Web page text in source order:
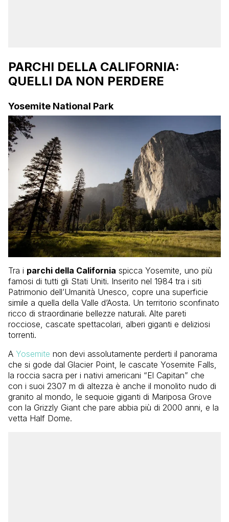
PARCHI DELLA CALIFORNIA:
QUELLI DA NON PERDERE
Yosemite National Park
Tra i parchi della California spicca Yosemite, uno più
famosi di tutti gli Stati Uniti. Inserito nel 1984 tra i siti
Patrimonio dell’Umanità Unesco, copre una superficie
simile a quella della Valle d’Aosta. Un territorio sconfinato
ricco di straordinarie bellezze naturali. Alte pareti
rocciose, cascate spettacolari, alberi giganti e deliziosi
torrenti.
A Yosemite non devi assolutamente perderti il panorama
che si gode dal Glacier Point, le cascate Yosemite Falls,
la roccia sacra per i nativi americani “El Capitan” che
con i suoi 2307 m di altezza è anche il monolito nudo di
granito al mondo, le sequoie giganti di Mariposa Grove
con la Grizzly Giant che pare abbia più di 2000 anni, e la
vetta Half Dome.